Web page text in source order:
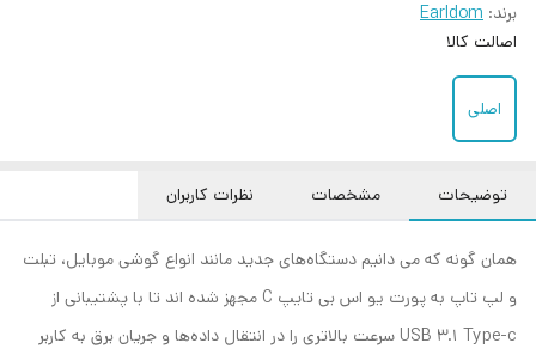
برند: Earldom
اصالت کالا
اصلی
توضیحات مشخصات نظرات کاربران
همان گونه که می دانیم دستگاه‌های جدید مانند انواع گوشی موبایل، تبلت
و لپ تاپ به پورت یو اس بی تایپ C مجهز شده اند تا با پشتیبانی از
USB 3.1 Type-c سرعت بالاتری را در انتقال داده‌ها و جریان برق به کاربر